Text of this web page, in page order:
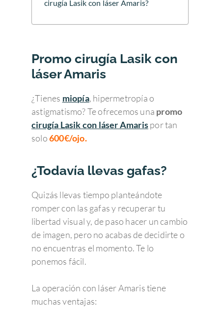
cirugía Lasik con láser Amaris?
Promo cirugía Lasik con
láser Amaris
¿Tienes miopía, hipermetropía o
astigmatismo? Te ofrecemos una promo
cirugía Lasik con láser Amarispor tan
solo600€/ojo.
¿Todavía llevas gafas?
Quizás llevas tiempo planteándote
romper con las gafas y recuperar tu
libertad visual y, de paso hacer un cambio
de imagen, pero no acabas de decidirte o
no encuentras el momento. Te lo
ponemos fácil.
La operación con láser Amaris tiene
muchas ventajas: